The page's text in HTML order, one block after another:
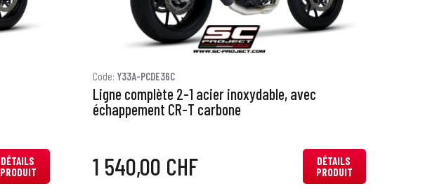
DÉTAILS
PRODUIT
Code: Y33A-PCDE36C
Ligne complète 2-1 acier inoxydable, avec
échappement CR-T carbone
1 540,00 CHF
DÉTAILS
PRODUIT